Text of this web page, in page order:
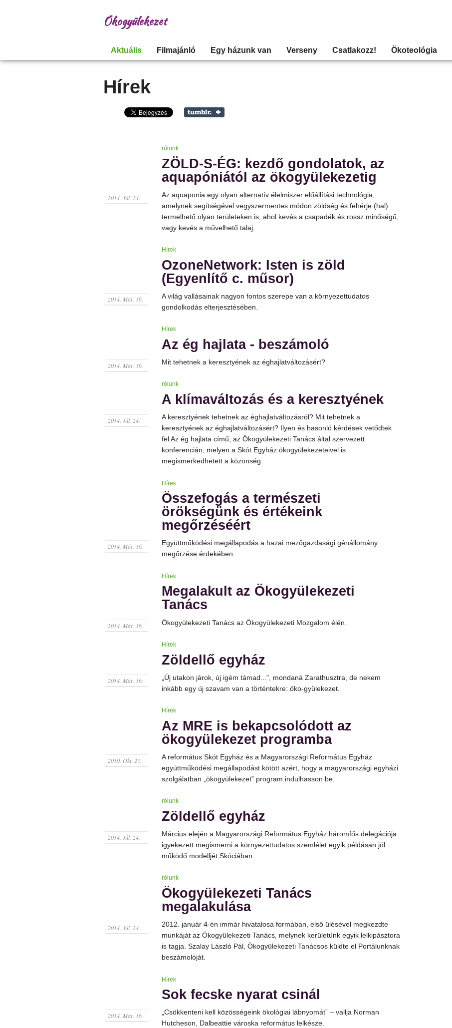
Ökogyülekezet
Aktuális Filmajánló Egy házunk van Verseny Csatlakozz! Ökoteológia
Hírek
rólunk
ZÖLD-S-ÉG: kezdő gondolatok, az
aquapóniától az ökogyülekezetig
2014. Júl. 24.
Az aquaponia egy olyan alternatív élelmiszer előállítási technológia,
amelynek segítségével vegyszermentes módon zöldség és fehérje (hal)
termelhető olyan területeken is, ahol kevés a csapadék és rossz minőségű,
vagy kevés a művelhető talaj.
Hírek
OzoneNetwork: Isten is zöld
(Egyenlítő c. műsor)
2014. Már. 16.
A világ vallásainak nagyon fontos szerepe van a környezettudatos
gondolkodás elterjesztésében.
Hírek
Az ég hajlata - beszámoló
2014. Már. 16. Mit tehetnek a keresztyének az éghajlatváltozásért?
rólunk
A klímaváltozás és a keresztyének
2014. Júl. 24.
A keresztyének tehetnek az éghajlatváltozásról? Mit tehetnek a
keresztyének az éghajlatváltozásért? Ilyen és hasonló kérdések vetődtek
fel Az ég hajlata című, az Ökogyülekezeti Tanács által szervezett
konferencián, melyen a Skót Egyház ökogyülekezeteivel is
megismerkedhetett a közönség.
Hírek
Összefogás a természeti
örökségünk és értékeink
megőrzéséért
2014. Már. 16.
Együttműködési megállapodás a hazai mezőgazdasági génállomány
megőrzése érdekében.
Hírek
Megalakult az Ökogyülekezeti
Tanács
2014. Már. 16. Ökogyülekezeti Tanács az Ökogyülekezeti Mozgalom élén.
Hírek
Zöldellő egyház
2014. Már. 16.
„Új utakon járok, új igém támad...", mondaná Zarathusztra, de nekem
inkább egy új szavam van a történtekre: öko-gyülekezet.
Hírek
Az MRE is bekapcsolódott az
ökogyülekezet programba
2010. Okt. 27.
A református Skót Egyház és a Magyarországi Református Egyház
együttműködési megállapodást kötött azért, hogy a magyarországi egyházi
szolgálatban „ökogyülekezet” program indulhasson be.
rólunk
Zöldellő egyház
2014. Júl. 24.
Március elején a Magyarországi Református Egyház háromfős delegációja
igyekezett megismerni a környezettudatos szemlélet egyik példásan jól
működő modelljét Skóciában.
rólunk
Ökogyülekezeti Tanács
megalakulása
2014. Júl. 24.
2012. január 4-én immár hivatalosa formában, első ülésével megkezdte
munkáját az Ökogyülekezeti Tanács, melynek kerületünk egyik lelkipásztora
is tagja. Szalay László Pál, Ökogyülekezeti Tanácsos küldte el Portálunknak
beszámolóját.
Hírek
Sok fecske nyarat csinál
2014. Már. 16.
„Csökkenteni kell közösségeink ökológiai lábnyomát” – vallja Norman
Hutcheson, Dalbeattie városka református lelkésze.